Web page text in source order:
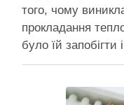
того, чому
прокладання
було їй
дерев триває,
суботу, 8 серпня